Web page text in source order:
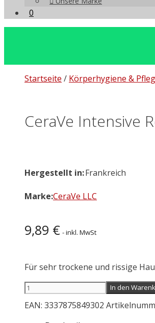
0
Startseite / Körperhygiene &
CeraVe Intensive
Hergestellt in:Frankreich
Marke:CeraVe LLC
9,89 € - inkl. MwSt
Für sehr trockene und rissige
CeraVe
Repair
In den
EAN: 3337875849302